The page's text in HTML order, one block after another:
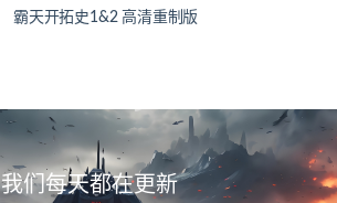
霸天开拓史1&2 高清重制版
我们每天都在更新